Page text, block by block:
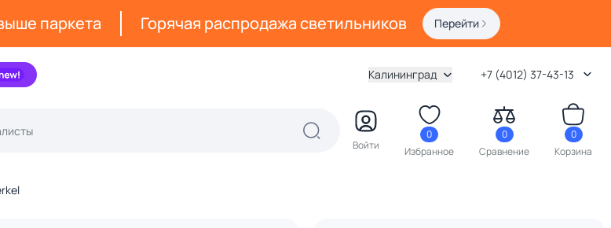
паркета Горячая распродажа светильников Перейти
Калининград +7 (4012) 37-43-13
Войти
0
Избранное
0
Сравнение
0
Корзина